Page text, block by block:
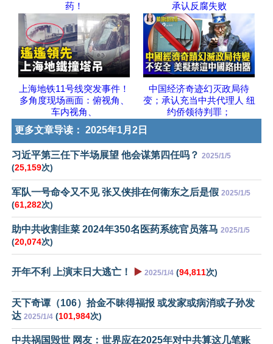
药！
承认反腐失败
上海地铁11号线突发事件！
多角度现场画面：俯视角、
车内视角、
中国经济奇迹幻灭政局待
变；承认充当中共代理人 纽
约侨领待判罪；
更多文章导读： 2025年1月2日
习近平第三任下半场展望 他会谋第四任吗？ 2025/1/5
(25,159次)
军队一号命令又不见 张又侠排在何衞东之后是假 2025/1/5
(61,282次)
助中共收割韭菜 2024年350名医药系统官员落马 2025/1/5
(20,074次)
开年不利 上演末日大逃亡！ ▶️ 2025/1/4 (94,811次)
天下奇谭（106）拾金不昧得福报 或发家或病消或子孙发
达 2025/1/4 (101,984次)
中共祸国毁世 网友：世界应在2025年对中共算这几笔账